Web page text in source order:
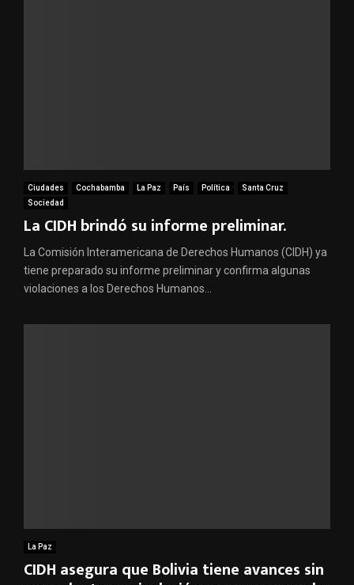
Ciudades Cochabamba La Paz País Política
Santa Cruz
Sociedad
La CIDH brindó su informe preliminar.
La Comisión Interamericana de Derechos Humanos (CIDH) ya
tiene preparado su informe preliminar y confirma algunas
violaciones a los Derechos Humanos...
La Paz
CIDH asegura que Bolivia tiene avances sin